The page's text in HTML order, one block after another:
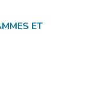
ET